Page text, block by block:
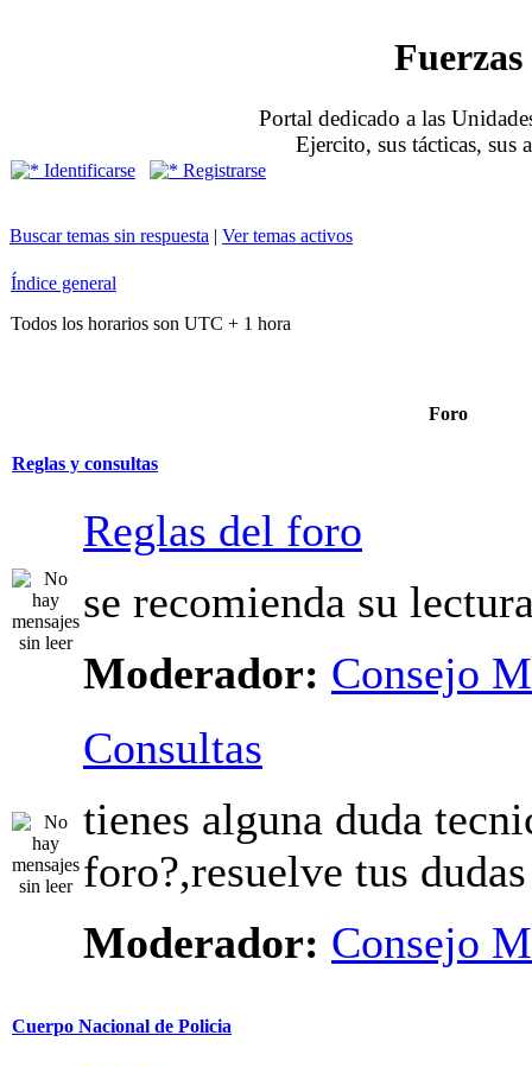
Portal dedicado a las
Ejercito, sus tácticas, sus
Identificarse Registrarse
Buscar temas sin respuesta | Ver temas activos
Índice general
Todos los horarios son UTC + 1 hora
Foro
Reglas y consultas
Reglas del foro
se recomienda su
Moderador: Consejo
Consultas
tienes alguna duda
foro?,resuelve tus
Moderador: Consejo
Cuerpo Nacional de Policia